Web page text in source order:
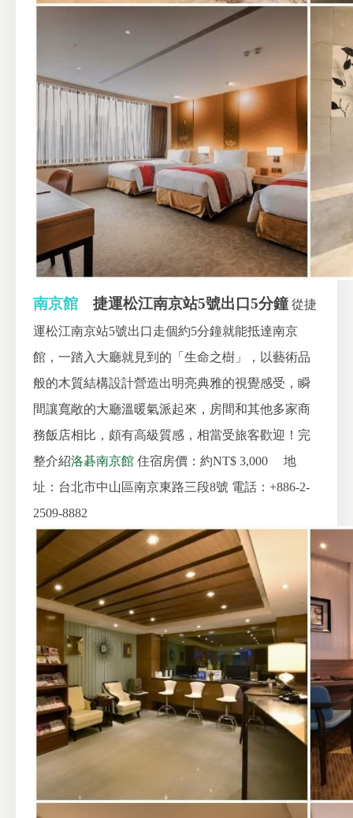
南京館 捷運松江南京站5號出口5分鐘 從捷
運松江南京站5號出口走個約5分鐘就能抵達南京
館，一踏入大廳就見到的「生命之樹」，以藝術品
般的木質結構設計營造出明亮典雅的視覺感受，瞬
間讓寬敞的大廳溫暖氣派起來，房間和其他多家商
務飯店相比，頗有高級質感，相當受旅客歡迎！完
整介紹洛碁南京館 住宿房價：約NT$ 3,000
地
址：台北市中山區南京東路三段8號 電話：+886-2-
2509-8882